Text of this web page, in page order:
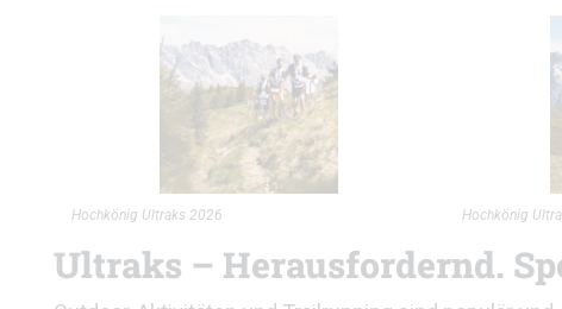
Hochkönig Ultraks 2026 Hochkönig
Ultraks – Herausfordernd.